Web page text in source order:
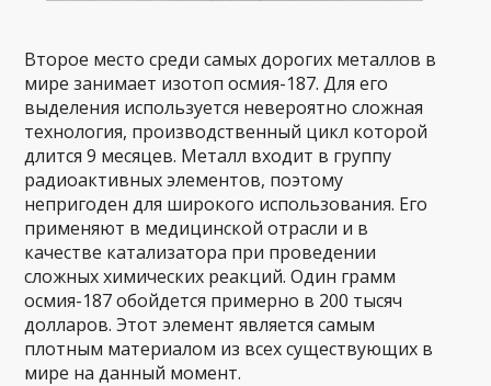
Второе место среди самых дорогих металлов в
мире занимает изотоп осмия-187. Для его
выделения используется невероятно сложная
технология, производственный цикл которой
длится 9 месяцев. Металл входит в группу
радиоактивных элементов, поэтому
непригоден для широкого использования. Его
применяют в медицинской отрасли и в
качестве катализатора при проведении
сложных химических реакций. Один грамм
осмия-187 обойдется примерно в 200 тысяч
долларов. Этот элемент является самым
плотным материалом из всех существующих в
мире на данный момент.